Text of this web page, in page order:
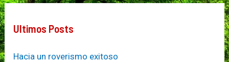
en
Jamboree
Ultimos Posts
Hacia un roverismo exitoso